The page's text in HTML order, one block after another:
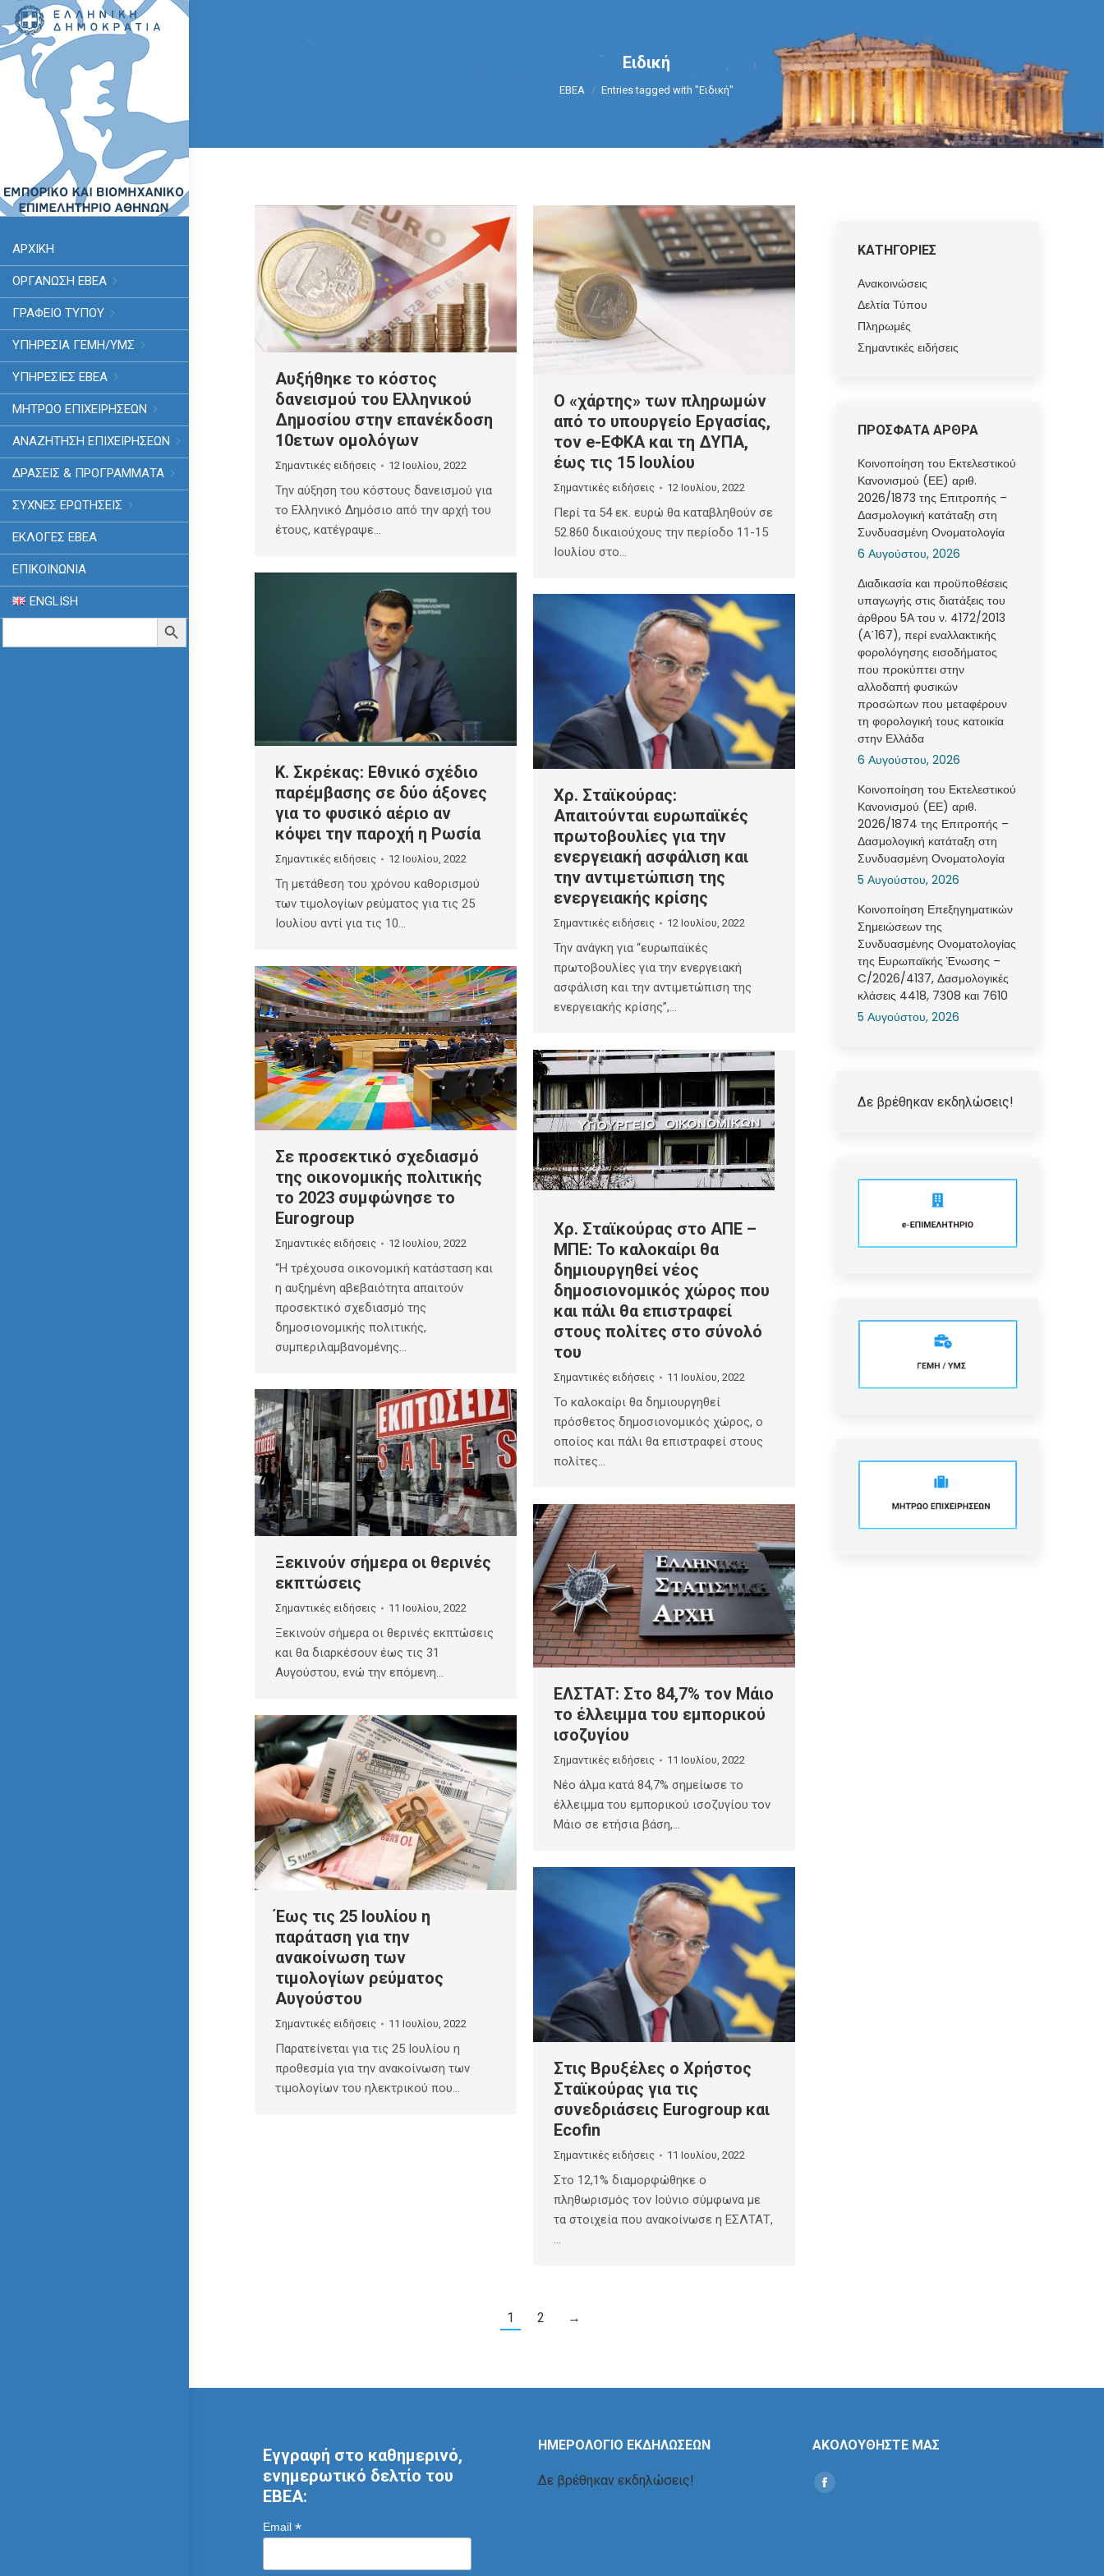
ΑΡΧΙΚΗ
ΟΡΓΑΝΩΣΗ ΕΒΕΑ
ΓΡΑΦΕΙΟ ΤΥΠΟΥ
ΥΠΗΡΕΣΊΑ ΓΕΜΗ/ΥΜΣ
ΥΠΗΡΕΣΙΕΣ ΕΒΕΑ
ΜΗΤΡΩΟ ΕΠΙΧΕΙΡΗΣΕΩΝ
ΑΝΑΖΗΤΗΣΗ ΕΠΙΧΕΙΡΗΣΕΩΝ
ΔΡΑΣΕΙΣ & ΠΡΟΓΡΑΜΜΑΤΑ
ΣΥΧΝΕΣ ΕΡΩΤΗΣΕΙΣ
ΕΚΛΟΓΈΣ ΕΒΕΑ
ΕΠΙΚΟΙΝΩΝΙΑ
ENGLISH
Search
Search Button
Ειδική
You are here:
ΕΒΕΑ Entries tagged with "Ειδική"
Αυξήθηκε το κόστος
δανεισμού του Ελληνικού
Δημοσίου στην επανέκδοση
10ετων ομολόγων
Σημαντικές ειδήσεις 12 Ιουλίου, 2022
Την αύξηση του κόστους δανεισμού για
το Ελληνικό Δημόσιο από την αρχή του
έτους, κατέγραψε…
Ο «χάρτης» των πληρωμών
από το υπουργείο Εργασίας,
τον e-ΕΦΚΑ και τη ΔΥΠΑ,
έως τις 15 Ιουλίου
Σημαντικές ειδήσεις 12 Ιουλίου, 2022
Περί τα 54 εκ. ευρώ θα καταβληθούν σε
52.860 δικαιούχους την περίοδο 11-15
Ιουλίου στο…
Κ. Σκρέκας: Εθνικό σχέδιο
παρέμβασης σε δύο άξονες
για το φυσικό αέριο αν
κόψει την παροχή η Ρωσία
Σημαντικές ειδήσεις 12 Ιουλίου, 2022
Τη μετάθεση του χρόνου καθορισμού
των τιμολογίων ρεύματος για τις 25
Ιουλίου αντί για τις 10…
Χρ. Σταϊκούρας:
Απαιτούνται ευρωπαϊκές
πρωτοβουλίες για την
ενεργειακή ασφάλιση και
την αντιμετώπιση της
ενεργειακής κρίσης
Σημαντικές ειδήσεις 12 Ιουλίου, 2022
Την ανάγκη για “ευρωπαϊκές
πρωτοβουλίες για την ενεργειακή
ασφάλιση και την αντιμετώπιση της
ενεργειακής κρίσης”,…
Σε προσεκτικό σχεδιασμό
της οικονομικής πολιτικής
το 2023 συμφώνησε το
Eurogroup
Σημαντικές ειδήσεις 12 Ιουλίου, 2022
“Η τρέχουσα οικονομική κατάσταση και
η αυξημένη αβεβαιότητα απαιτούν
προσεκτικό σχεδιασμό της
δημοσιονομικής πολιτικής,
συμπεριλαμβανομένης…
Χρ. Σταϊκούρας στο ΑΠΕ –
ΜΠΕ: Το καλοκαίρι θα
δημιουργηθεί νέος
δημοσιονομικός χώρος που
και πάλι θα επιστραφεί
στους πολίτες στο σύνολό
του
Σημαντικές ειδήσεις 11 Ιουλίου, 2022
Το καλοκαίρι θα δημιουργηθεί
πρόσθετος δημοσιονομικός χώρος, ο
οποίος και πάλι θα επιστραφεί στους
πολίτες…
Ξεκινούν σήμερα οι θερινές
εκπτώσεις
Σημαντικές ειδήσεις 11 Ιουλίου, 2022
Ξεκινούν σήμερα οι θερινές εκπτώσεις
και θα διαρκέσουν έως τις 31
Αυγούστου, ενώ την επόμενη…
ΕΛΣΤΑΤ: Στο 84,7% τον Μάιο
το έλλειμμα του εμπορικού
ισοζυγίου
Σημαντικές ειδήσεις 11 Ιουλίου, 2022
Νέο άλμα κατά 84,7% σημείωσε το
έλλειμμα του εμπορικού ισοζυγίου τον
Μάιο σε ετήσια βάση,…
Έως τις 25 Ιουλίου η
παράταση για την
ανακοίνωση των
τιμολογίων ρεύματος
Αυγούστου
Σημαντικές ειδήσεις 11 Ιουλίου, 2022
Παρατείνεται για τις 25 Ιουλίου η
προθεσμία για την ανακοίνωση των
τιμολογίων του ηλεκτρικού που…
Στις Βρυξέλες ο Χρήστος
Σταϊκούρας για τις
συνεδριάσεις Eurogroup και
Ecofin
Σημαντικές ειδήσεις 11 Ιουλίου, 2022
Στο 12,1% διαμορφώθηκε ο
πληθωρισμός τον Ιούνιο σύμφωνα με
τα στοιχεία που ανακοίνωσε η ΕΣΛΤΑΤ,
…
1 2 →
ΚΑΤΗΓΟΡΙΕΣ
Ανακοινώσεις
Δελτία Τύπου
Πληρωμές
Σημαντικές ειδήσεις
ΠΡΟΣΦΑΤΑ ΑΡΘΡΑ
Κοινοποίηση του Εκτελεστικού
Κανονισμού (ΕΕ) αριθ.
2026/1873 της Επιτροπής –
Δασμολογική κατάταξη στη
Συνδυασμένη Ονοματολογία
6 Αυγούστου, 2026
Διαδικασία και προϋποθέσεις
υπαγωγής στις διατάξεις του
άρθρου 5Α του ν. 4172/2013
(Α΄167), περί εναλλακτικής
φορολόγησης εισοδήματος
που προκύπτει στην
αλλοδαπή φυσικών
προσώπων που μεταφέρουν
τη φορολογική τους κατοικία
στην Ελλάδα
6 Αυγούστου, 2026
Κοινοποίηση του Εκτελεστικού
Κανονισμού (ΕΕ) αριθ.
2026/1874 της Επιτροπής –
Δασμολογική κατάταξη στη
Συνδυασμένη Ονοματολογία
5 Αυγούστου, 2026
Κοινοποίηση Επεξηγηματικών
Σημειώσεων της
Συνδυασμένης Ονοματολογίας
της Ευρωπαϊκής Ένωσης –
C/2026/4137, Δασμολογικές
κλάσεις 4418, 7308 και 7610
5 Αυγούστου, 2026
Δε βρέθηκαν εκδηλώσεις!
Εγγραφή στο καθημερινό,
ενημερωτικό δελτίο του
ΕΒΕΑ:
Email *
ΗΜΕΡΟΛΟΓΙΟ ΕΚΔΗΛΩΣΕΩΝ
Δε βρέθηκαν εκδηλώσεις!
ΑΚΟΛΟΥΘΗΣΤΕ ΜΑΣ
Find us on:
Social